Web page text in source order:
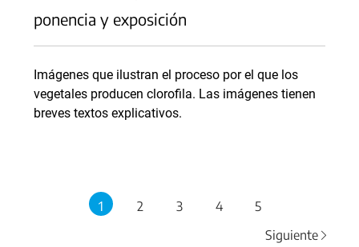
ponencia y exposición
Imágenes que ilustran el proceso por el que los
vegetales producen clorofila. Las imágenes tienen
breves textos explicativos.
1 2 3 4
5
Siguiente